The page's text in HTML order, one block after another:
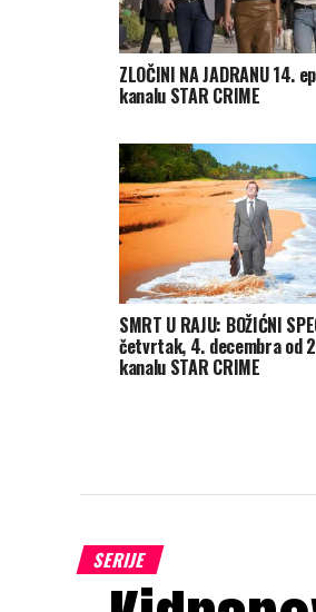
ZLOČINI NA JADRANU 14.
kanalu STAR CRIME
SMRT U RAJU: BOŽIĆNI
četvrtak, 4. decembra od
kanalu STAR CRIME
SERIJE